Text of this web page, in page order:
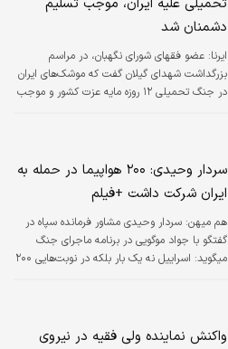
تحمیلی علیه ایران، موجب تسلیم
دشمنان شد
ایرنا: عضو فقهای شورای نگهبان، در مراسم
بزرگداشت شهدای گیلان گفت که موشک‌های ایران
در جنگ تحمیلی ۱۲ روزه مایه عزت کشور و موجب
سردار وحیدی: ۲۰۰ هواپیما در حمله به
ایران شرکت داشت +فیلم
هم میهن: سردار وحیدی مشاور فرمانده سپاه در
گفتگو با جواد موگویی در برنامه ماجرای جنگ
میگوید: اسراییل نه یک بار بلکه در نوبت‌هایی ۲۰۰
واکنش نماینده ولی فقیه در نیروی